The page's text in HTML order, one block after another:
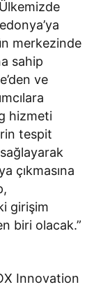
merkezinde
sahip
ve
hizmeti
tespit
çıkmasına
girişim
biri olacak.”
Innovation